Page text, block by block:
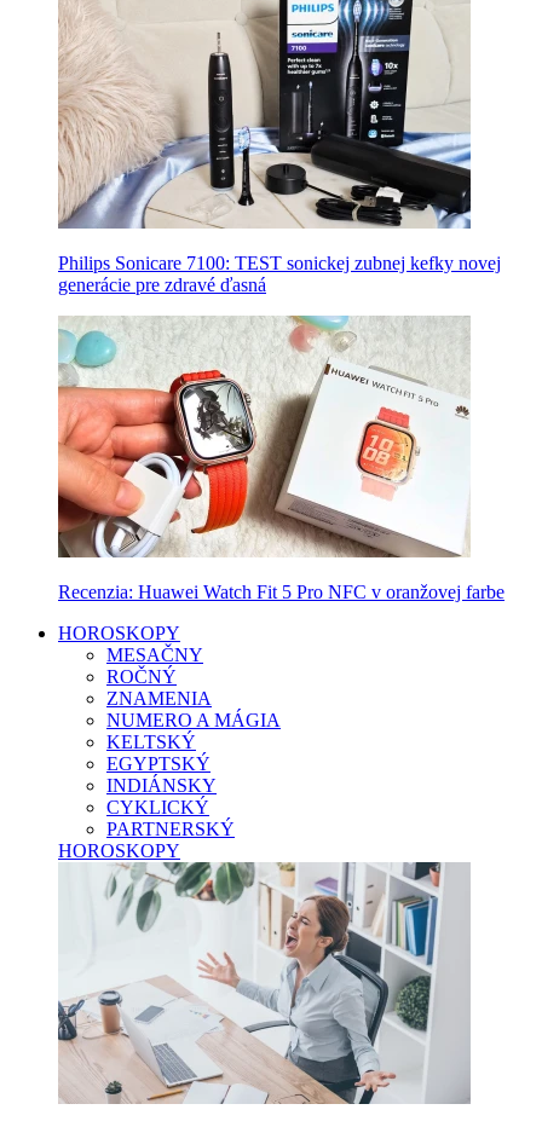
Philips Sonicare 7100: TEST sonickej zubnej kefky novej
generácie pre zdravé ďasná
Recenzia: Huawei Watch Fit 5 Pro NFC v oranžovej farbe
HOROSKOPY
MESAČNY
ROČNÝ
ZNAMENIA
NUMERO A MÁGIA
KELTSKÝ
EGYPTSKÝ
INDIÁNSKY
CYKLICKÝ
PARTNERSKÝ
HOROSKOPY